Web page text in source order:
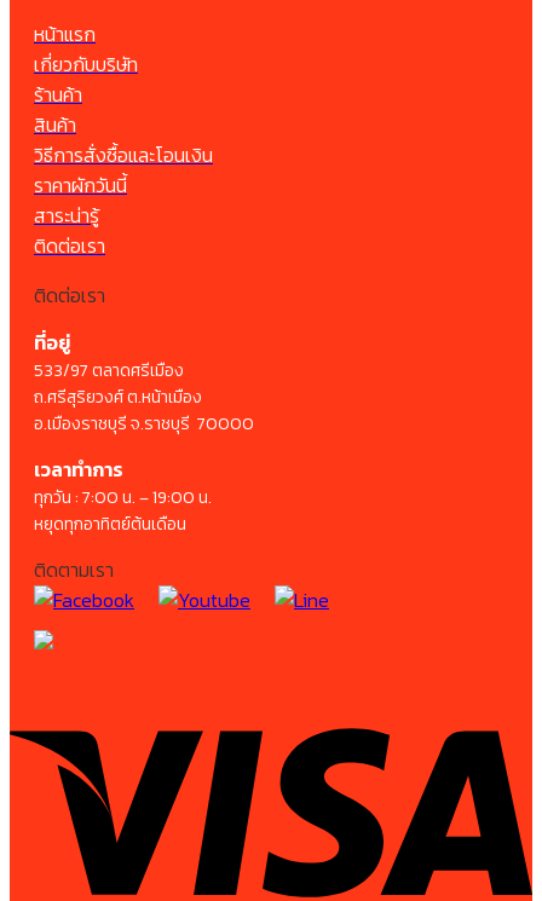
หน้าแรก
เกี่ยวกับบริษัท
ร้านค้า
สินค้า
วิธีการสั่งซื้อและโอนเงิน
ราคาผักวันนี้
สาระน่ารู้
ติดต่อเรา
ติดต่อเรา
ที่อยู่
533/97 ตลาดศรีเมือง
ถ.ศรีสุริยวงศ์ ต.หน้าเมือง
อ.เมืองราชบุรี จ.ราชบุรี 70000
เวลาทำการ
ทุกวัน : 7:00 น. – 19:00 น.
หยุดทุกอาทิตย์ต้นเดือน
ติดตามเรา